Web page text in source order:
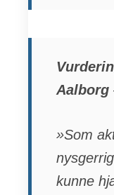
Aalborg
»Som
kunne